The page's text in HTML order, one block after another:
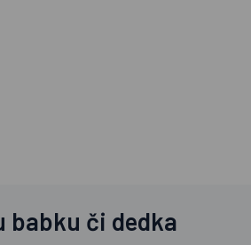
babku či dedka